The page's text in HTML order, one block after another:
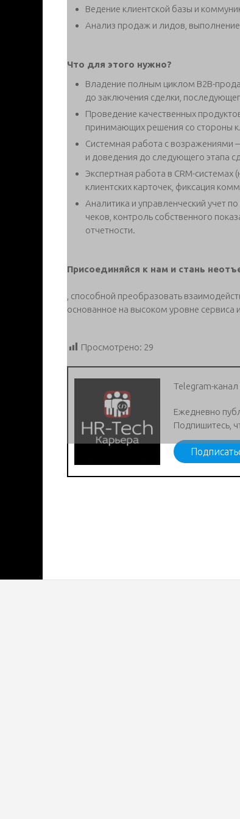
Ведение клиентской базы и
Анализ продаж и лидов,
Что для этого нужно?
Владение полным циклом B2B-
до заключения сделки,
Проведение качественных
принимающих решения со стороны
Системная работа с возражениями
и доведения до следующего этапа
Экспертная работа в CRM-системах
клиентских карточек, фиксация
Аналитика и управленческий учет
чеков, контроль собственного
отчетности.
Присоединяйся к нам и стань
, способной преобразовать
основанное на высоком уровне сервиса
Просмотрено: 29
Telegram-канал
Ежедневно
Подпишитесь,